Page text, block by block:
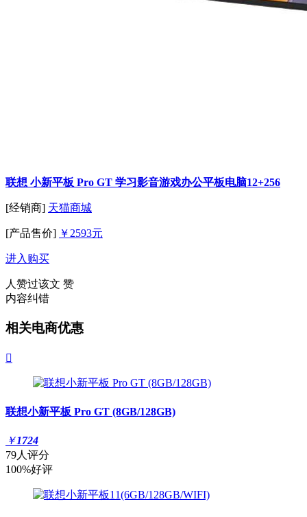
联想 小新平板 Pro GT 学习影音游戏办公平板电脑12+256
[经销商] 天猫商城
[产品售价] ￥2593元
进入购买
人赞过该文 赞
内容纠错
相关电商优惠

联想小新平板 Pro GT (8GB/128GB)
￥1724
79人评分
100%好评